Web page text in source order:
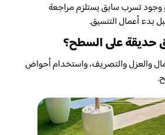
تسرب سابق يستلزم مراجعة
بدء أعمال التنسيق.
حديقة على السطح؟
والعزل والتصريف، واستخدام أحواض